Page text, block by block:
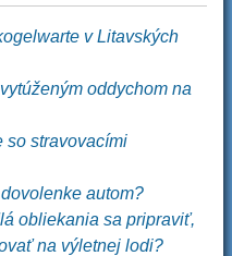
v Litavských
oddychom na
so stravovacími
autom?
obliekania sa pripraviť,
na výletnej lodi?